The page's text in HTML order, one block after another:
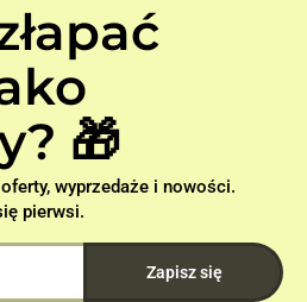
🎁
wyprzedaże i nowości.
pierwsi.